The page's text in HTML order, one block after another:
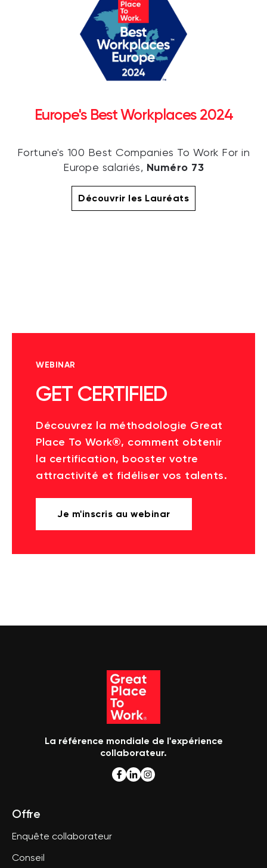
Europe's Best Workplaces 2024
Fortune's 100 Best Companies To Work For in
Europe salariés, Numéro 73
Découvrir les Lauréats
WEBINAR
GET CERTIFIED
Découvrez la méthodologie Great
Place To Work®, comment obtenir
la certification, booster votre
attractivité et fidéliser vos talents.
Je m'inscris au webinar
La référence mondiale de l'expérience
collaborateur.
Offre
Enquête collaborateur
Conseil